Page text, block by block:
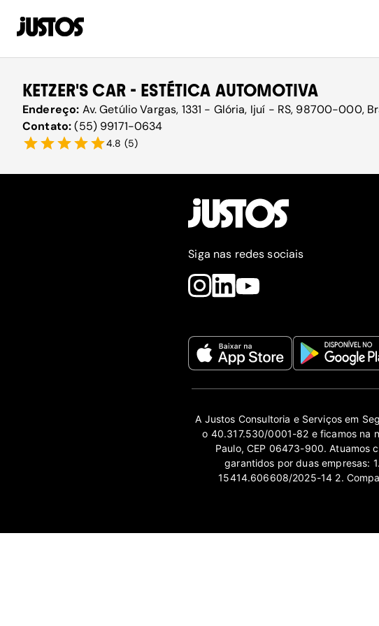
KETZER'S CAR - ESTÉTICA AUTOMOTIVA
Endereço: Av. Getúlio Vargas, 1331 - Glória, Ijuí - RS, 98700-000,
Contato:(55) 99171-0634
4.8 (5)
Siga nas redes sociais
A Justos Consultoria e Serviços em
o 40.317.530/0001-82 e ficamos na
Paulo, CEP 06473-900. Atuamos
garantidos por duas empresas:
15414.606608/2025-14 2.